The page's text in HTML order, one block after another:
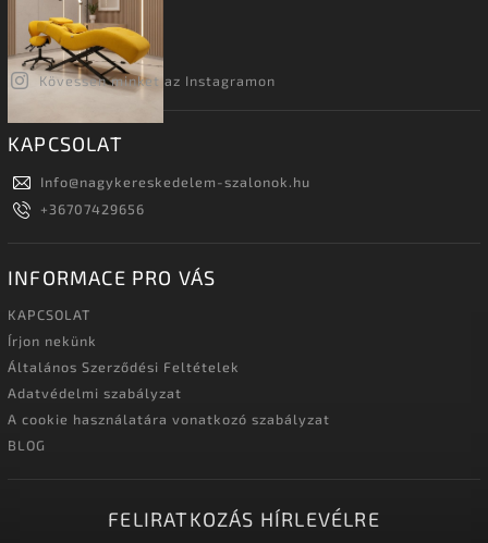
Kövessen minket az Instagramon
KAPCSOLAT
Info@nagykereskedelem-szalonok.hu
+36707429656
INFORMACE PRO VÁS
KAPCSOLAT
Írjon nekünk
Általános Szerződési Feltételek
Adatvédelmi szabályzat
A cookie használatára vonatkozó szabályzat
BLOG
FELIRATKOZÁS HÍRLEVÉLRE